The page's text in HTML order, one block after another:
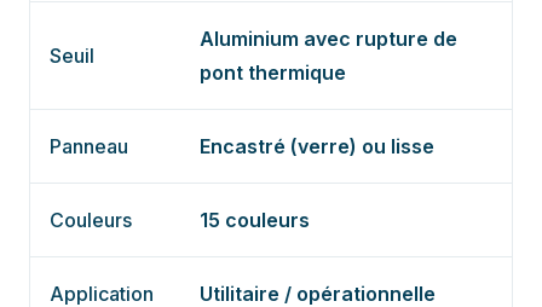
Seuil
Aluminium avec rupture de
pont thermique
Panneau Encastré (verre) ou lisse
Couleurs 15 couleurs
Application Utilitaire / opérationnelle